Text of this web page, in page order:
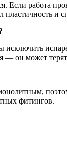
Если работа
пластичность и
— он может
фитингов.